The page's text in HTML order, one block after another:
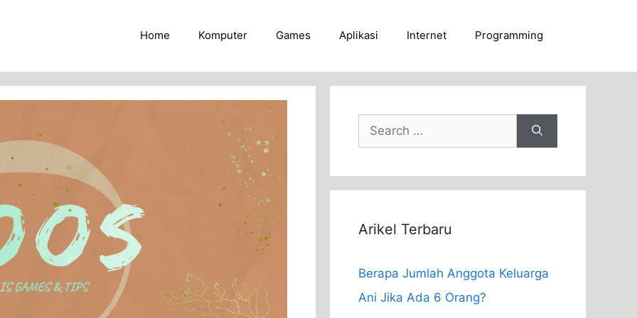
Home Komputer Games Aplikasi Internet Programming
Search
for:
Arikel Terbaru
Berapa Jumlah Anggota Keluarga
Ani Jika Ada 6 Orang?